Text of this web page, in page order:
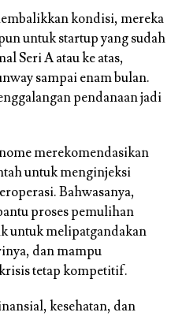
kondisi, mereka
untuk startup yang sudah
Seri A atau ke atas,
sampai enam bulan.
pendanaan jadi
merekomendasikan
untuk menginjeksi
Bahwasanya,
proses pemulihan
untuk melipatgandakan
dan mampu
tetap kompetitif.
kesehatan, dan